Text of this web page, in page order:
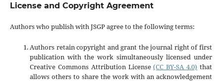
License and Copyright Agreement
Authors who publish with JSGP agree to the following terms:
Authors retain copyright and grant the journal right of first
publication with the work simultaneously licensed under
Creative Commons Attribution License(CC BY-SA 4.0) that
allows others to share the work with an acknowledgement